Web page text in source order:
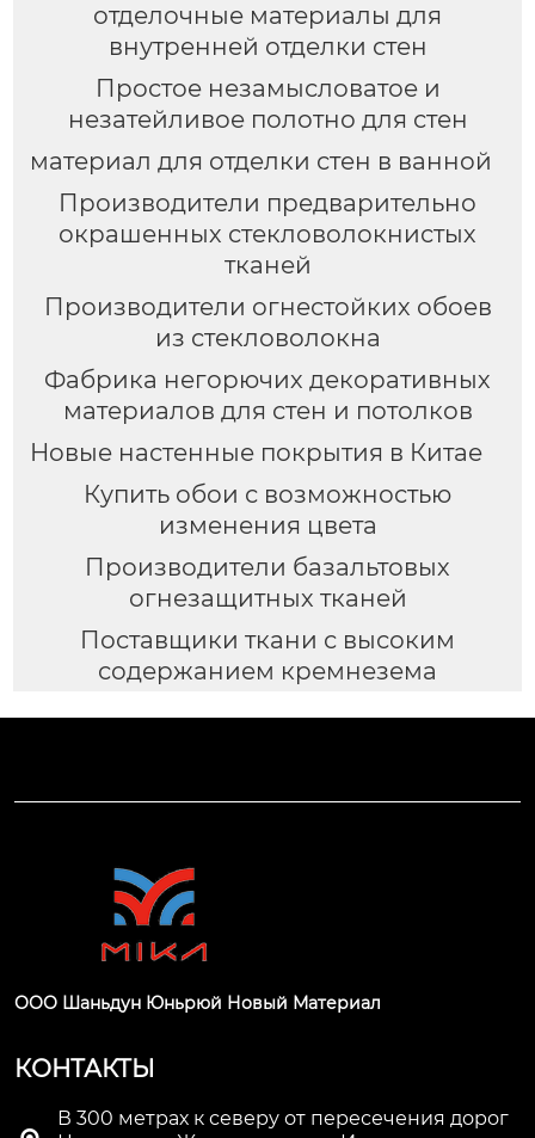
отделочные материалы для
внутренней отделки стен
Простое незамысловатое и
незатейливое полотно для стен
материал для отделки стен в ванной
Производители предварительно
окрашенных стекловолокнистых
тканей
Производители огнестойких обоев
из стекловолокна
Фабрика негорючих декоративных
материалов для стен и потолков
Новые настенные покрытия в Китае
Купить обои с возможностью
изменения цвета
Производители базальтовых
огнезащитных тканей
Поставщики ткани с высоким
содержанием кремнезема
ООО Шаньдун Юньрюй Новый Материал
КОНТАКТЫ
В 300 метрах к северу от пересечения дорог